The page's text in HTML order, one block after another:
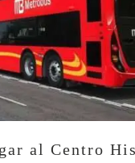
al Centro